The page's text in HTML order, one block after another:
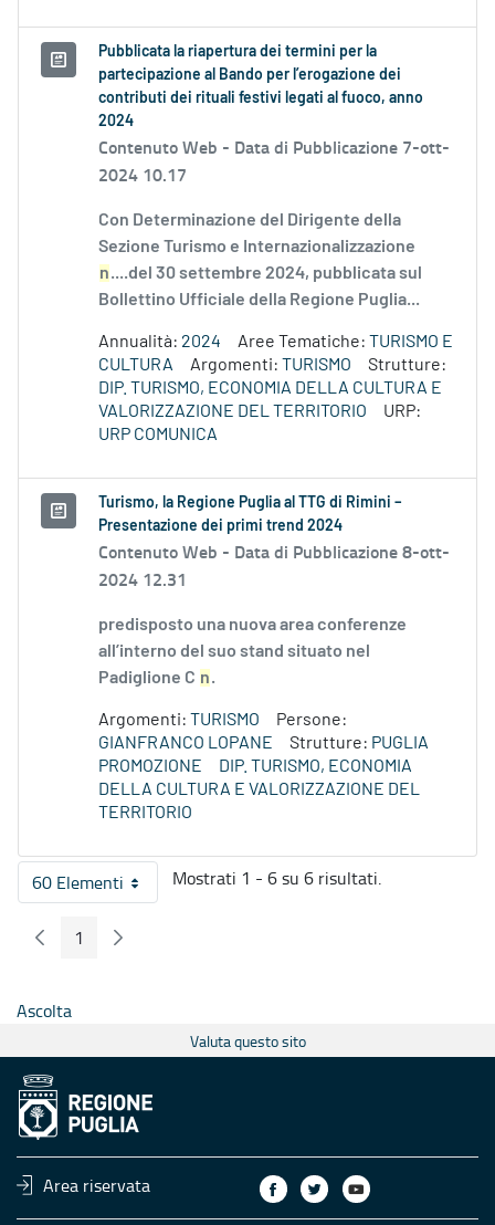
Pubblicata la riapertura dei termini per la
partecipazione al Bando per l’erogazione dei
contributi dei rituali festivi legati al fuoco, anno
2024
Contenuto Web - Data di Pubblicazione 7-ott-
2024 10.17
Con Determinazione del Dirigente della
Sezione Turismo e Internazionalizzazione
n....del 30 settembre 2024, pubblicata sul
Bollettino Ufficiale della Regione Puglia...
Annualità: 2024 Aree Tematiche: TURISMO E
CULTURA
Argomenti: TURISMO
Strutture:
DIP. TURISMO, ECONOMIA DELLA CULTURA E
VALORIZZAZIONE DEL TERRITORIO
URP:
URP COMUNICA
Turismo, la Regione Puglia al TTG di Rimini –
Presentazione dei primi trend 2024
Contenuto Web - Data di Pubblicazione 8-ott-
2024 12.31
predisposto una nuova area conferenze
all’interno del suo stand situato nel
Padiglione C n.
Argomenti: TURISMO
Persone:
GIANFRANCO LOPANE
Strutture: PUGLIA
PROMOZIONE
DIP. TURISMO, ECONOMIA
DELLA CULTURA E VALORIZZAZIONE DEL
TERRITORIO
60 ElementiPer pagina
Mostrati 1 - 6 su 6 risultati.
Pagina Precedente
Pagina
1 Pagina Seguente
Ascolta
Valuta questo sito
Area riservata